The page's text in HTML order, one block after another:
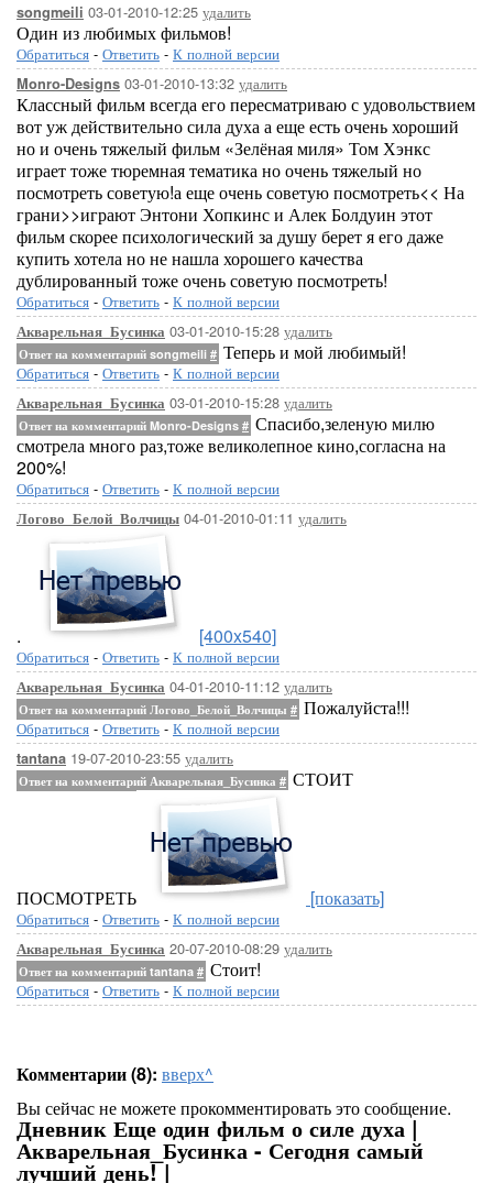
songmeili 03-01-2010-12:25 удалить
Один из любимых фильмов!
Обратиться - Ответить - К полной версии
Monro-Designs 03-01-2010-13:32 удалить
Классный фильм всегда его пересматриваю с удовольствием
вот уж действительно сила духа а еще есть очень хороший
но и очень тяжелый фильм «Зелёная миля» Том Хэнкс
играет тоже тюремная тематика но очень тяжелый но
посмотреть советую!а еще очень советую посмотреть<< На
грани>>играют Энтони Хопкинс и Алек Болдуин этот
фильм скорее психологический за душу берет я его даже
купить хотела но не нашла хорошего качества
дублированный тоже очень советую посмотреть!
Обратиться - Ответить - К полной версии
Акварельная_Бусинка 03-01-2010-15:28 удалить
Ответ на комментарий songmeili # Теперь и мой любимый!
Обратиться - Ответить - К полной версии
Акварельная_Бусинка 03-01-2010-15:28 удалить
Ответ на комментарий Monro-Designs # Спасибо,зеленую милю
смотрела много раз,тоже великолепное кино,согласна на
200%!
Обратиться - Ответить - К полной версии
Логово_Белой_Волчицы 04-01-2010-01:11 удалить
. [400x540]
Обратиться - Ответить - К полной версии
Акварельная_Бусинка 04-01-2010-11:12 удалить
Ответ на комментарий Логово_Белой_Волчицы # Пожалуйста!!!
Обратиться - Ответить - К полной версии
tantana 19-07-2010-23:55 удалить
Ответ на комментарий Акварельная_Бусинка # СТОИТ
ПОСМОТРЕТЬ [показать]
Обратиться - Ответить - К полной версии
Акварельная_Бусинка 20-07-2010-08:29 удалить
Ответ на комментарий tantana # Стоит!
Обратиться - Ответить - К полной версии
Комментарии (8): вверх^
Вы сейчас не можете прокомментировать это сообщение.
Дневник Еще один фильм о силе духа |
Акварельная_Бусинка - Сегодня самый
лучший день! |